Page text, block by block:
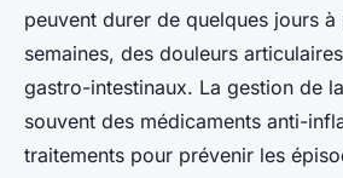
peuvent durer de quelques jours à
semaines, des douleurs
gastro-intestinaux. La gestion de
souvent des médicaments anti-
traitements pour prévenir les